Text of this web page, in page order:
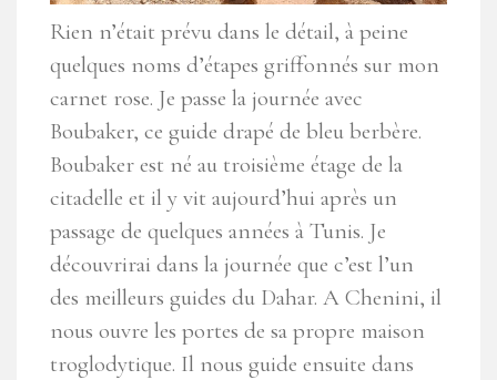
Rien n’était prévu dans le détail, à peine
quelques noms d’étapes griffonnés sur mon
carnet rose. Je passe la journée avec
Boubaker, ce guide drapé de bleu berbère.
Boubaker est né au troisième étage de la
citadelle et il y vit aujourd’hui après un
passage de quelques années à Tunis. Je
découvrirai dans la journée que c’est l’un
des meilleurs guides du Dahar. A Chenini, il
nous ouvre les portes de sa propre maison
troglodytique. Il nous guide ensuite dans